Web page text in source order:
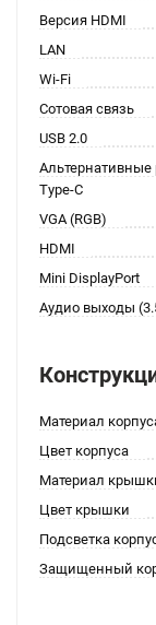
Версия HDMI
LAN
Wi-Fi
Сотовая связь
USB 2.0
Type-C
VGA (RGB)
HDMI
Mini DisplayPort
Аудио выходы
Материал
Цвет корпуса
Материал
Цвет крышки
Подсветка
Защищенный